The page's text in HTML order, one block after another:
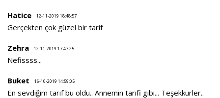
Hatice 12-11-2019 18:48:57
Gerçekten çok güzel bir tarif
Zehra 12-11-2019 17:47:25
Nefissss...
Buket 16-10-2019 14:59:05
En sevdiğim tarif bu oldu.. Annemin tarifi gibi... Teşekkürler..